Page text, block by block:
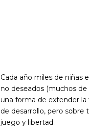
Cada año miles de niñas
no deseados (muchos
una forma de extender la
de desarrollo, pero sobre
juego y libertad.